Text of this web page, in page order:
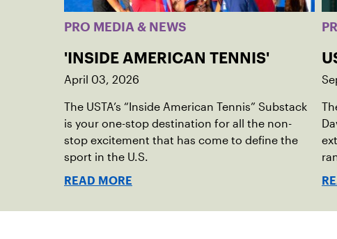
PRO MEDIA & NEWS
'INSIDE AMERICAN TENNIS'
April 03, 2026
The USTA’s “Inside American Tennis” Substack
is your one-stop destination for all the non-
stop excitement that has come to define the
sport in the U.S.
READ MORE